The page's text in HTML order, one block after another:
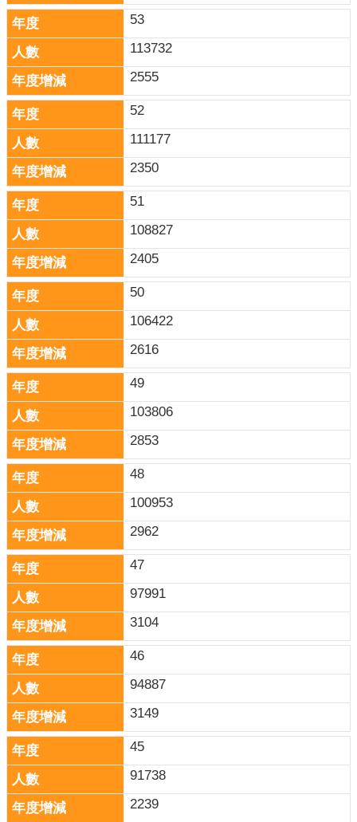
53
113732
2555
52
111177
2350
51
108827
2405
50
106422
2616
49
103806
2853
48
100953
2962
47
97991
3104
46
94887
3149
45
91738
2239